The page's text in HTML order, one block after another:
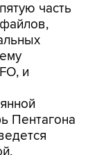
часть
и
Пентагона